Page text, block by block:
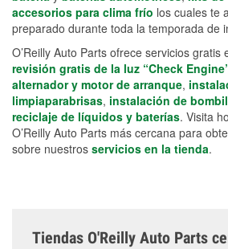
accesorios para clima frío los cuales te
preparado durante toda la temporada de
O’Reilly Auto Parts ofrece servicios gratis
revisión gratis de la luz “Check
alternador y motor de arranque,
limpiaparabrisas, instalación de
reciclaje de líquidos y baterías. Visita
O’Reilly Auto Parts más cercana para
sobre nuestros servicios en la tienda.
Tiendas O'Reilly Auto Parts